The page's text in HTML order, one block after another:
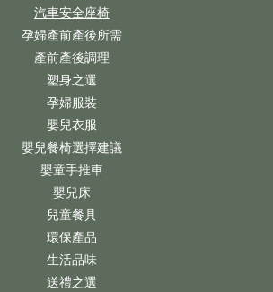
汽車安全座椅
孕婦產前產後所需
產前產後調理
塑身之選
孕婦服裝
嬰兒衣服
嬰兒餐椅選擇建議
嬰童手推車
嬰兒床
兒童餐具
環保產品
生活品味
送禮之選